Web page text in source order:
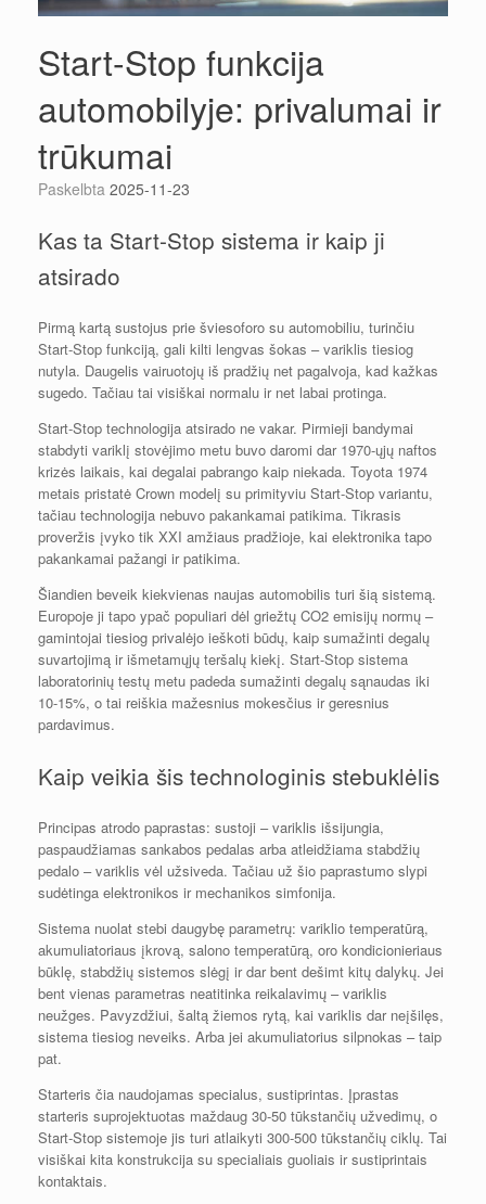
Start-Stop funkcija
automobilyje: privalumai ir
trūkumai
Paskelbta 2025-11-23
Kas ta Start-Stop sistema ir kaip ji
atsirado
Pirmą kartą sustojus prie šviesoforo su automobiliu, turinčiu
Start-Stop funkciją, gali kilti lengvas šokas – variklis tiesiog
nutyla. Daugelis vairuotojų iš pradžių net pagalvoja, kad kažkas
sugedo. Tačiau tai visiškai normalu ir net labai protinga.
Start-Stop technologija atsirado ne vakar. Pirmieji bandymai
stabdyti variklį stovėjimo metu buvo daromi dar 1970-ųjų naftos
krizės laikais, kai degalai pabrango kaip niekada. Toyota 1974
metais pristatė Crown modelį su primityviu Start-Stop variantu,
tačiau technologija nebuvo pakankamai patikima. Tikrasis
proveržis įvyko tik XXI amžiaus pradžioje, kai elektronika tapo
pakankamai pažangi ir patikima.
Šiandien beveik kiekvienas naujas automobilis turi šią sistemą.
Europoje ji tapo ypač populiari dėl griežtų CO2 emisijų normų –
gamintojai tiesiog privalėjo ieškoti būdų, kaip sumažinti degalų
suvartojimą ir išmetamųjų teršalų kiekį. Start-Stop sistema
laboratorinių testų metu padeda sumažinti degalų sąnaudas iki
10-15%, o tai reiškia mažesnius mokesčius ir geresnius
pardavimus.
Kaip veikia šis technologinis stebuklėlis
Principas atrodo paprastas: sustoji – variklis išsijungia,
paspaudžiamas sankabos pedalas arba atleidžiama stabdžių
pedalo – variklis vėl užsiveda. Tačiau už šio paprastumo slypi
sudėtinga elektronikos ir mechanikos simfonija.
Sistema nuolat stebi daugybę parametrų: variklio temperatūrą,
akumuliatoriaus įkrovą, salono temperatūrą, oro kondicionieriaus
būklę, stabdžių sistemos slėgį ir dar bent dešimt kitų dalykų. Jei
bent vienas parametras neatitinka reikalavimų – variklis
neužges. Pavyzdžiui, šaltą žiemos rytą, kai variklis dar neįšilęs,
sistema tiesiog neveiks. Arba jei akumuliatorius silpnokas – taip
pat.
Starteris čia naudojamas specialus, sustiprintas. Įprastas
starteris suprojektuotas maždaug 30-50 tūkstančių užvedimų, o
Start-Stop sistemoje jis turi atlaikyti 300-500 tūkstančių ciklų. Tai
visiškai kita konstrukcija su specialiais guoliais ir sustiprintais
kontaktais.